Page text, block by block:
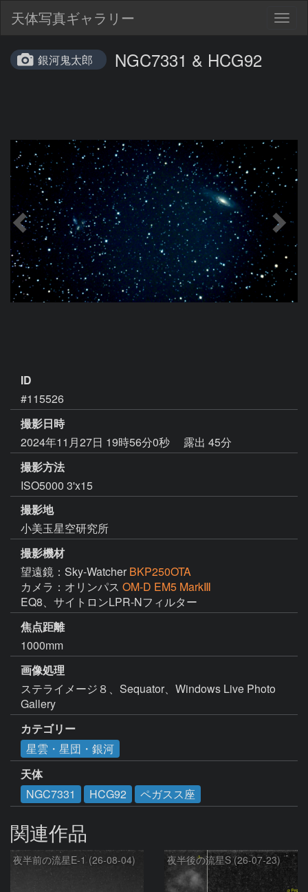
天体写真ギャラリー
銀河鬼太郎 NGC7331 & HCG92
ID
#115526
撮影日時
2024年11月27日 19時56分0秒
露出 45分
撮影方法
ISO5000 3'x15
撮影地
小美玉星空研究所
撮影機材
望遠鏡：Sky-Watcher BKP250OTA
カメラ：オリンパス OM-D EM5 MarkⅢ
EQ8、サイトロンLPR-Nフィルター
焦点距離
1000mm
画像処理
ステライメージ８、Sequator、Windows Live Photo
Gallery
カテゴリー
星雲・星団・銀河
天体
NGC7331
HCG92 ペガスス座
関連作品
夜半前の流星E-1 (26-08-04) 夜半後の流星S (26-07-23)